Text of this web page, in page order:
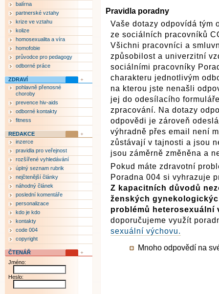
Pravidla poradny
Vaše dotazy odpovídá tým
ze sociálních pracovníků
Všichni pracovníci a
způsobilost a univerzitní
sociálními pracovníky
charakteru jednotlivým
na kterou jste nenašli
jej do odesílacího
zpracování. Na dotazy
odpovědi je zároveň
výhradně přes email není
zůstávají v tajnosti a jsou
jsou záměrně změněna a
Pokud máte zdravotní
Poradna 004 si vyhrazuje
Z kapacitních důvodů
ženských
problémů heterosexuální
doporučujeme využít
sexuální výchovu.
Mnoho odpovědí na
balírna
partnerské vztahy
krize ve vztahu
kolize
homosexualita a víra
homofobie
průvodce pro pedagogy
odborné práce
ZDRAVÍ
pohlavně přenosné
choroby
prevence hiv-aids
odborné kontakty
fitness
REDAKCE
inzerce
pravidla pro veřejnost
rozšířené vyhledávání
úplný seznam rubrik
nejčtenější články
náhodný článek
poslední komentáře
personalizace
kdo je kdo
kontakty
code 004
copyright
ČTENÁŘ
Jméno:
Heslo: